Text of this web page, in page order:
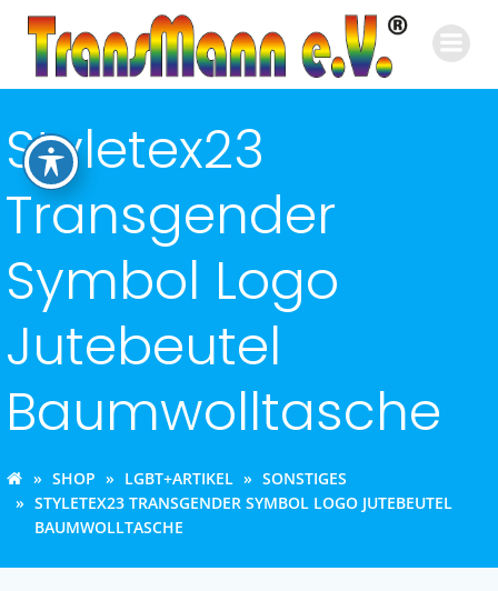
Zum
Inhalt
springen
Styletex23
Transgender
Symbol Logo
Jutebeutel
Baumwolltasche
SHOP LGBT+ARTIKEL
SONSTIGES
STYLETEX23 TRANSGENDER SYMBOL LOGO JUTEBEUTEL
BAUMWOLLTASCHE